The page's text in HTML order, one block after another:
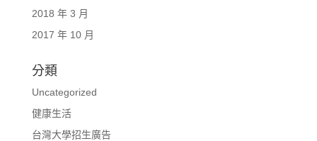
2018 年 3 月
2017 年 10 月
分類
Uncategorized
健康生活
台灣大學招生廣告